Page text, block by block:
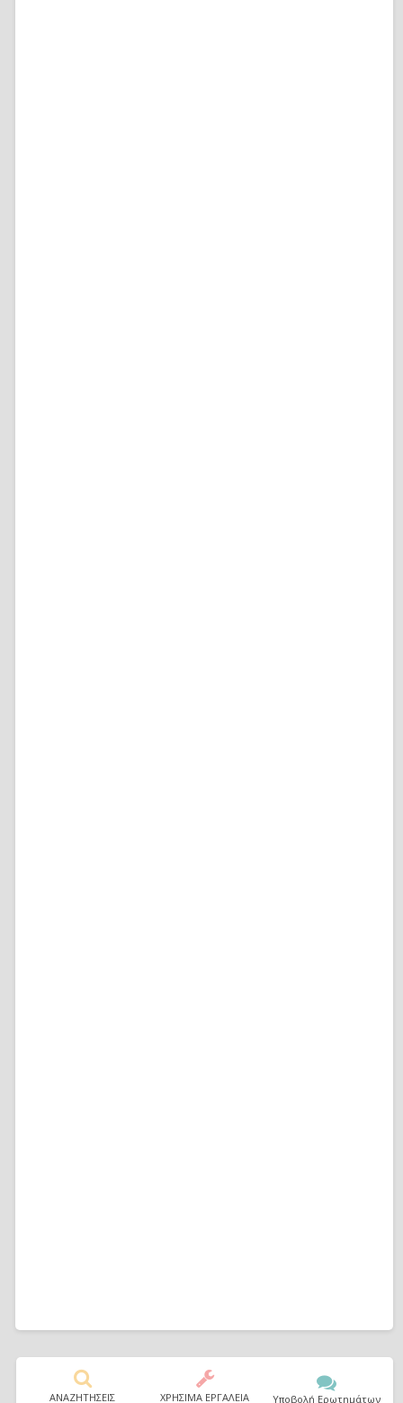
ΑΝΑΖΗΤΗΣΕΙΣ ΧΡΗΣΙΜΑ ΕΡΓΑΛΕΙΑ Υποβολή Ερωτημάτων